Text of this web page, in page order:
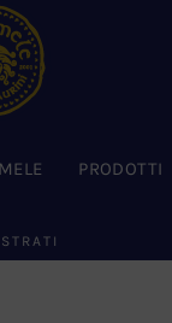
PRODOTTI